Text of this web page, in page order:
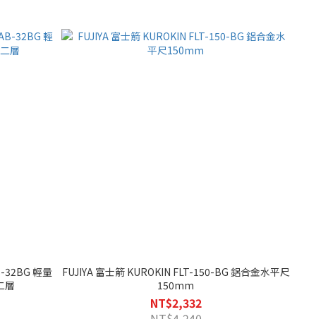
輕量
層
FUJIYA 富士箭 KUROKIN FLT-150-BG 鋁合金水平尺
150mm
NT$2,332